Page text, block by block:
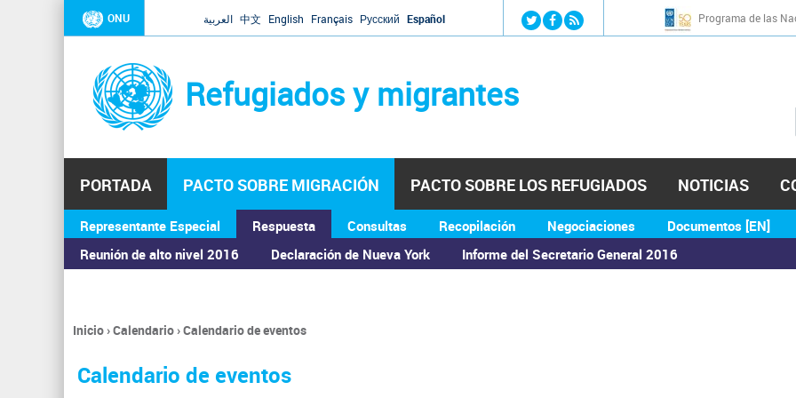
Jump to navigation
ONU العربية 中文 English Français Русский Español Programa de las
Refugiados y migrantes
PORTADA PACTO SOBRE MIGRACIÓN
Representante Especial
Respuesta
Reunión de alto nivel 2016
Declaración de Nueva York Informe del Secretario General 2016
Consultas Recopilación Negociaciones Documentos [EN]
PACTO SOBRE LOS REFUGIADOS NOTICIAS
ASAMBLEA GENERAL
Se
encuentra
usted
Inicio›Calendario›Calendario de eventos
Calendario de eventos